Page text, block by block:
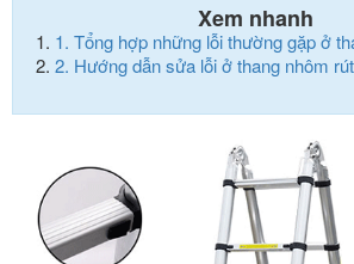
Xem nhanh
1. Tổng hợp những lỗi thường gặp ở
2. Hướng dẫn sửa lỗi ở thang nhôm rút